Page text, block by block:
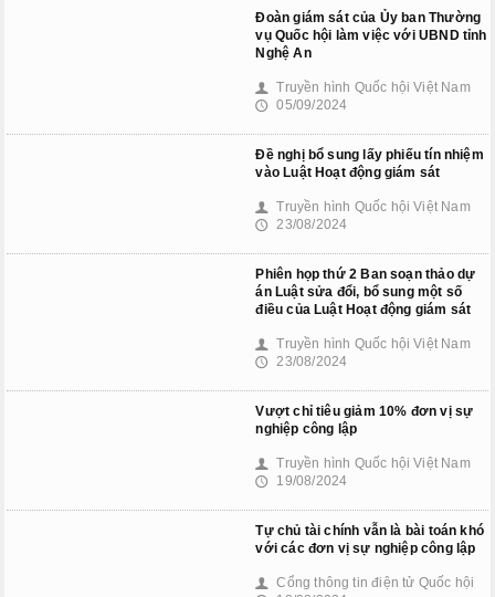
Đoàn giám sát của Ủy ban Thường
vụ Quốc hội làm việc với UBND tỉnh
Nghệ An
👤 Truyền hình Quốc hội Việt Nam
🕔 05/09/2024
Đề nghị bổ sung lấy phiếu tín nhiệm
vào Luật Hoạt động giám sát
👤 Truyền hình Quốc hội Việt Nam
🕔 23/08/2024
Phiên họp thứ 2 Ban soạn thảo dự
án Luật sửa đổi, bổ sung một số
điều của Luật Hoạt động giám sát
👤 Truyền hình Quốc hội Việt Nam
🕔 23/08/2024
Vượt chỉ tiêu giảm 10% đơn vị sự
nghiệp công lập
👤 Truyền hình Quốc hội Việt Nam
🕔 19/08/2024
Tự chủ tài chính vẫn là bài toán khó
với các đơn vị sự nghiệp công lập
👤 Cổng thông tin điện tử Quốc hội